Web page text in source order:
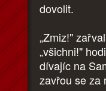
dovolit.
„Zmiz!"
„všichni!"
dívajíc na
zavřou se za